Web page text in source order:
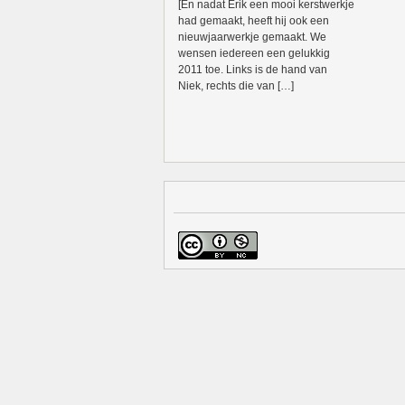
[En nadat Erik een mooi kerstwerkje
had gemaakt, heeft hij ook een
nieuwjaarwerkje gemaakt. We
wensen iedereen een gelukkig
2011 toe. Links is de hand van
Niek, rechts die van […]